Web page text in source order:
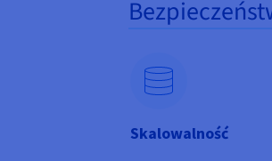
Skalowalność